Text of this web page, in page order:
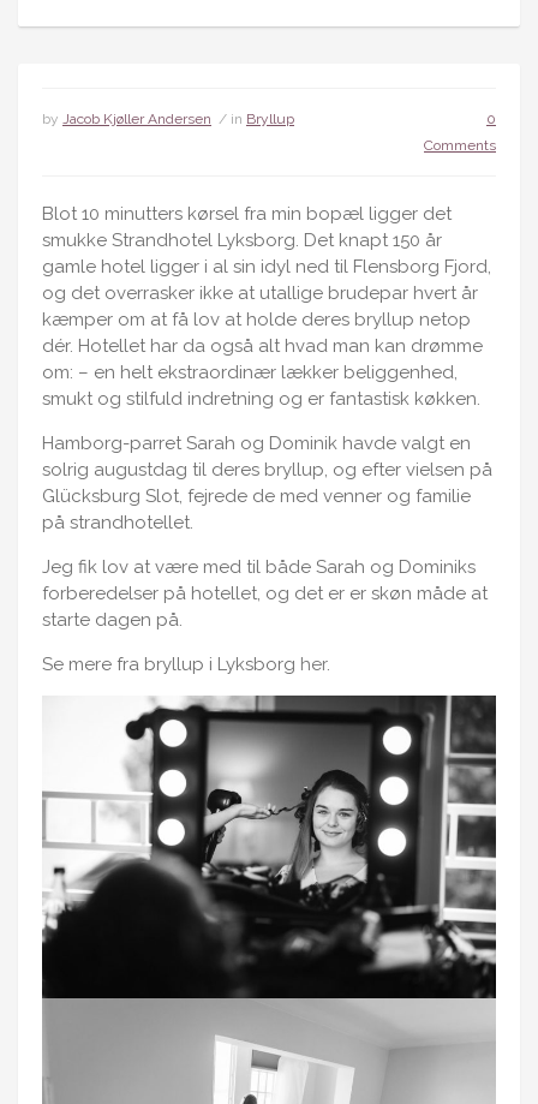
by Jacob Kjøller Andersen / in Bryllup
0
Comments
Blot 10 minutters kørsel fra min bopæl ligger det
smukke Strandhotel Lyksborg. Det knapt 150 år
gamle hotel ligger i al sin idyl ned til Flensborg Fjord,
og det overrasker ikke at utallige brudepar hvert år
kæmper om at få lov at holde deres bryllup netop
dér. Hotellet har da også alt hvad man kan drømme
om: – en helt ekstraordinær lækker beliggenhed,
smukt og stilfuld indretning og er fantastisk køkken.
Hamborg-parret Sarah og Dominik havde valgt en
solrig augustdag til deres bryllup, og efter vielsen på
Glücksburg Slot, fejrede de med venner og familie
på strandhotellet.
Jeg fik lov at være med til både Sarah og Dominiks
forberedelser på hotellet, og det er er skøn måde at
starte dagen på.
Se mere fra bryllup i Lyksborg her.